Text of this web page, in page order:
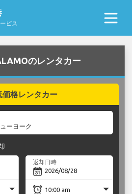
ビス
のレンタカー
価格レンタカー
返却日時